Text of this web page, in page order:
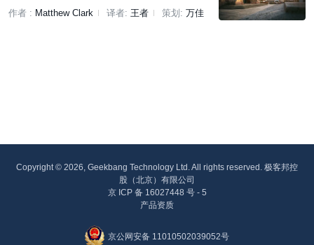
作者 : Matthew Clark 译者: 王者 策划: 万佳
Copyright © 2026, Geekbang Technology Ltd. All rights reserved. 极客邦控
股（北京）有限公司
京 ICP 备 16027448 号 - 5
产品资质
京公网安备 11010502039052号